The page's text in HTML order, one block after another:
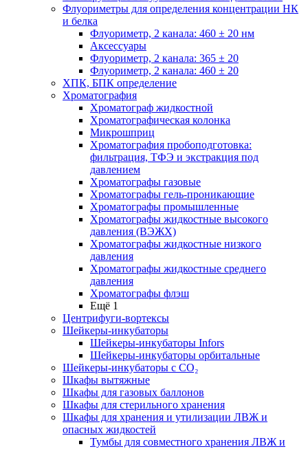
Флуориметры для определения концентрации НК
и белка
Флуориметр, 2 канала: 460 ± 20 нм
Аксессуары
Флуориметр, 2 канала: 365 ± 20
Флуориметр, 2 канала: 460 ± 20
ХПК, БПК определение
Хроматография
Хроматограф жидкостной
Хроматографическая колонка
Микрошприц
Хроматография пробоподготовка:
фильтрация, ТФЭ и экстракция под
давлением
Хроматографы газовые
Хроматографы гель-проникающие
Хроматографы промышленные
Хроматографы жидкостные высокого
давления (ВЭЖХ)
Хроматографы жидкостные низкого
давления
Хроматографы жидкостные среднего
давления
Хроматографы флэш
Ещё 1
Центрифуги-вортексы
Шейкеры-инкубаторы
Шейкеры-инкубаторы Infors
Шейкеры-инкубаторы орбитальные
Шейкеры-инкубаторы с CО₂
Шкафы вытяжные
Шкафы для газовых баллонов
Шкафы для стерильного хранения
Шкафы для хранения и утилизации ЛВЖ и
опасных жидкостей
Тумбы для совместного хранения ЛВЖ и